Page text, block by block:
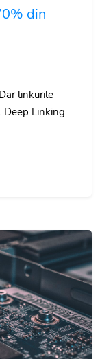
din
linkurile
Deep Linking